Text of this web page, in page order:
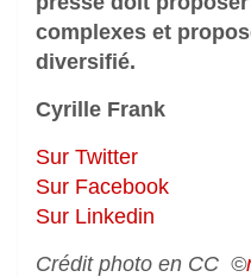
complexes et
diversifié.
Cyrille Frank
Sur Twitter
Sur Facebook
Sur Linkedin
Crédit photo en CC ©